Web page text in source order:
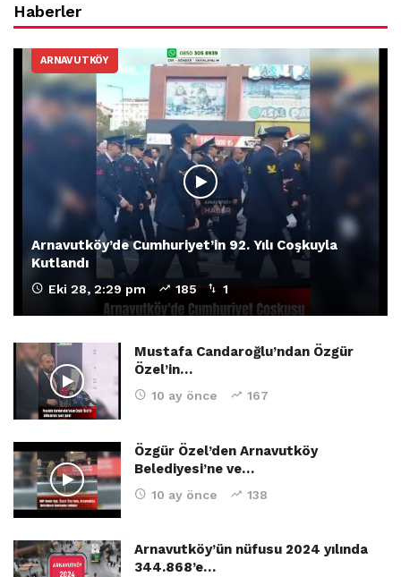
Haberler
ARNAVUTKÖY
Arnavutköy’de Cumhuriyet’in 92. Yılı Coşkuyla
Kutlandı
Eki 28, 2:29 pm 185 1
Mustafa Candaroğlu’ndan Özgür
Özel’in…
10 ay önce 167
Özgür Özel’den Arnavutköy
Belediyesi’ne ve…
10 ay önce 138
Arnavutköy’ün nüfusu 2024 yılında
344.868’e…